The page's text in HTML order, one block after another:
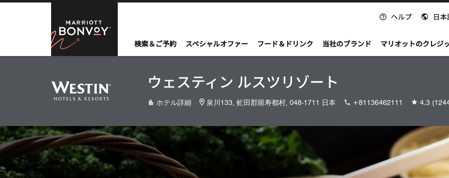
Skip to Content
Marriott Bonvoy
ヘルプ 日本
検索＆ご予約 スペシャルオファー フード＆ドリンク 当社のブランド マリオットのクレジ
ウェスティン ルスツリゾート
ホテル詳細 泉川133, 虻田郡留寿都村, 048-1711 日本 +81136462111 4.3